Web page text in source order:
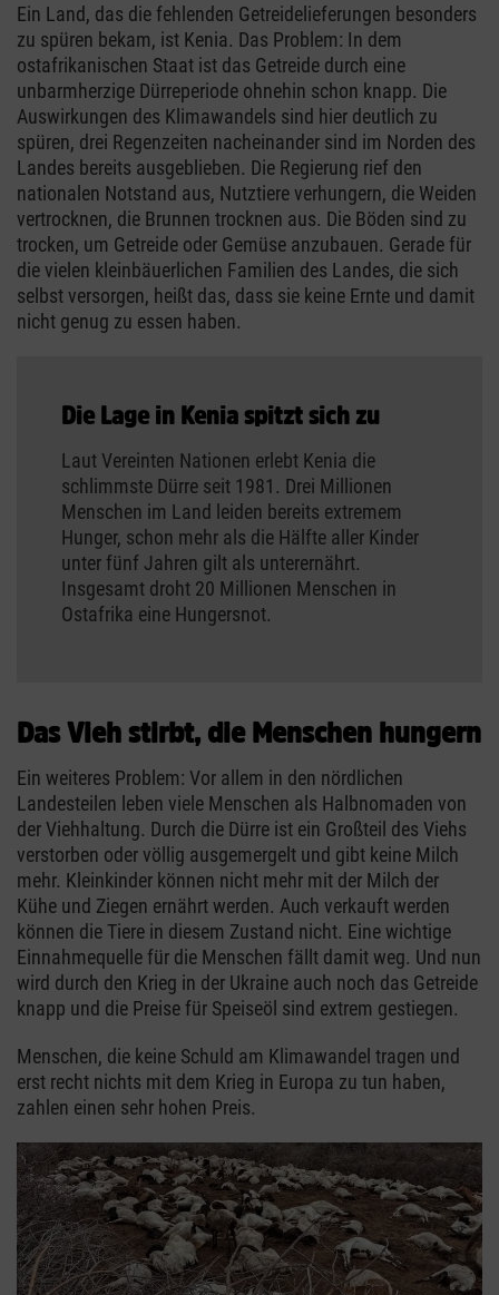
Ein Land, das die fehlenden Getreidelieferungen besonders
zu spüren bekam, ist Kenia. Das Problem: In dem
ostafrikanischen Staat ist das Getreide durch eine
unbarmherzige Dürreperiode ohnehin schon knapp. Die
Auswirkungen des Klimawandels sind hier deutlich zu
spüren, drei Regenzeiten nacheinander sind im Norden des
Landes bereits ausgeblieben. Die Regierung rief den
nationalen Notstand aus, Nutztiere verhungern, die Weiden
vertrocknen, die Brunnen trocknen aus. Die Böden sind zu
trocken, um Getreide oder Gemüse anzubauen. Gerade für
die vielen kleinbäuerlichen Familien des Landes, die sich
selbst versorgen, heißt das, dass sie keine Ernte und damit
nicht genug zu essen haben.
Die Lage in Kenia spitzt sich zu
Laut Vereinten Nationen erlebt Kenia die
schlimmste Dürre seit 1981. Drei Millionen
Menschen im Land leiden bereits extremem
Hunger, schon mehr als die Hälfte aller Kinder
unter fünf Jahren gilt als unterernährt.
Insgesamt droht 20 Millionen Menschen in
Ostafrika eine Hungersnot.
Das Vieh stirbt, die Menschen hungern
Ein weiteres Problem: Vor allem in den nördlichen
Landesteilen leben viele Menschen als Halbnomaden von
der Viehhaltung. Durch die Dürre ist ein Großteil des Viehs
verstorben oder völlig ausgemergelt und gibt keine Milch
mehr. Kleinkinder können nicht mehr mit der Milch der
Kühe und Ziegen ernährt werden. Auch verkauft werden
können die Tiere in diesem Zustand nicht. Eine wichtige
Einnahmequelle für die Menschen fällt damit weg. Und nun
wird durch den Krieg in der Ukraine auch noch das Getreide
knapp und die Preise für Speiseöl sind extrem gestiegen.
Menschen, die keine Schuld am Klimawandel tragen und
erst recht nichts mit dem Krieg in Europa zu tun haben,
zahlen einen sehr hohen Preis.